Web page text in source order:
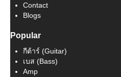
Contact
Blogs
Popular
กีต้าร์ (Guitar)
เบส (Bass)
Amp